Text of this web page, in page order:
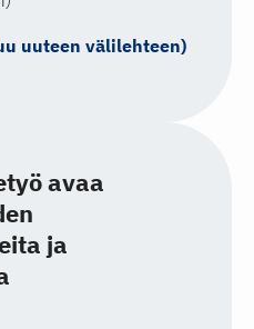
uuteen välilehteen)
avaa
ja